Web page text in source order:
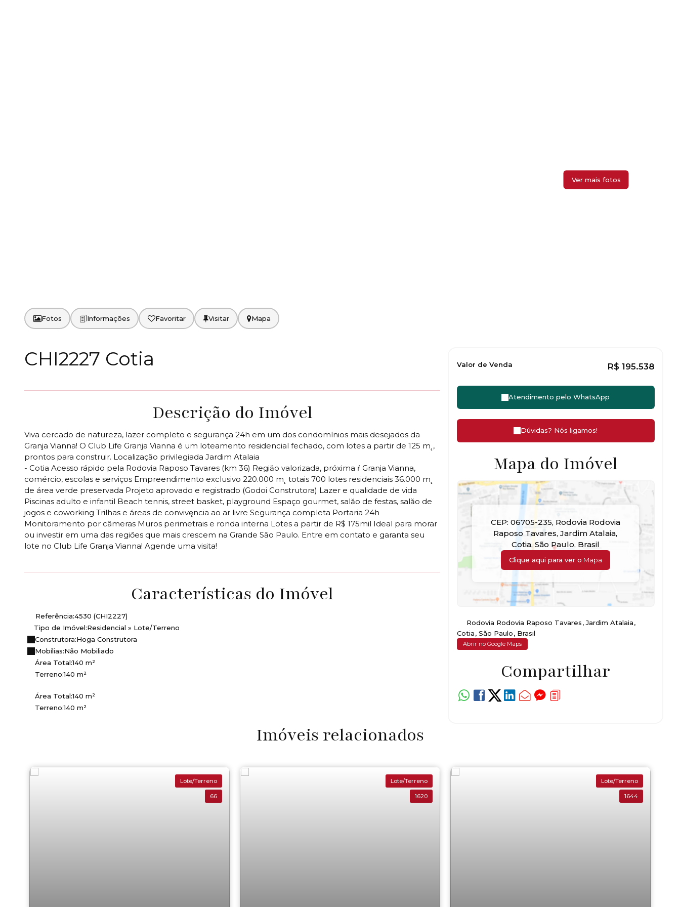
Fotos Favoritar Mapa
CHI2227 Cotia
Descrição do Imóvel
Viva cercado de natureza, lazer completo e segurança 24h em um dos condomínios mais desejados da
Granja Vianna! O Club Life Granja Vianna é um loteamento residencial fechado, com lotes a partir de 125 m˛,
prontos para construir. Localizaçăo privilegiada Jardim Atalaia
- Cotia Acesso rápido pela Rodovia Raposo Tavares (km 36) Regiăo valorizada, próxima ŕ Granja Vianna,
comércio, escolas e serviços Empreendimento exclusivo 220.000 m˛ totais 700 lotes residenciais 36.000 m˛
de área verde preservada Projeto aprovado e registrado (Godoi Construtora) Lazer e qualidade de vida
Piscinas adulto e infantil Beach tennis, street basket, playground Espaço gourmet, salăo de festas, salăo de
jogos e coworking Trilhas e áreas de convivęncia ao ar livre Segurança completa Portaria 24h
Monitoramento por câmeras Muros perimetrais e ronda interna Lotes a partir de R$ 175mil Ideal para morar
ou investir em uma das regiőes que mais crescem na Grande Săo Paulo. Entre em contato e garanta seu
lote no Club Life Granja Vianna! Agende uma visita!
Características do Imóvel
Referência:4530 (CHI2227)
Tipo de Imóvel:Residencial » Lote/Terreno
Construtora:Hoga Construtora
Mobílias:Não Mobiliado
Área Total:140 m²
Terreno:140 m²
Área Total:140 m²
Terreno:140 m²
R$ 195.538
Valor de Venda
Atendimento pelo WhatsApp
Dúvidas? Nós ligamos!
Mapa do Imóvel
CEP: 06705-235, Rodovia Rodovia
Raposo Tavares,Jardim Atalaia,
Cotia, São Paulo, Brasil
Clique aqui para ver o Mapa
Rodovia Rodovia Raposo Tavares,Jardim Atalaia,
Cotia, São Paulo, Brasil
Abrir no Google Maps
Compartilhar
Imóveis relacionados
Lote/Terreno
66
Lote/Terreno
1620
Lote/Terreno
1644